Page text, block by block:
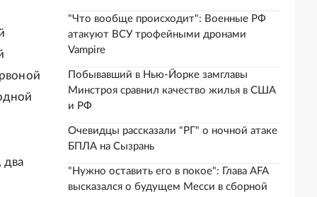
два
"Что вообще происходит": Военные РФ
атакуют ВСУ трофейными дронами
Vampire
Побывавший в Нью-Йорке замглавы
Минстроя сравнил качество жилья в США
и РФ
Очевидцы рассказали "РГ" о ночной атаке
БПЛА на Сызрань
"Нужно оставить его в покое": Глава AFA
высказался о будущем Месси в сборной